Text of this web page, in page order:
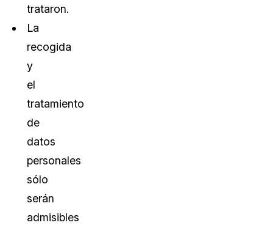
trataron.
La
recogida
y
el
tratamiento
de
datos
personales
sólo
serán
admisibles